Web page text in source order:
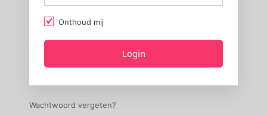
Onthoud mij
Wachtwoord vergeten?